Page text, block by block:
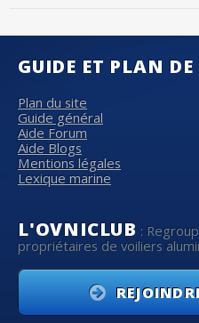
GUIDE ET PLAN DE
Plan du site
Guide général
Aide Forum
Aide Blogs
Mentions légales
Lexique marine
L'OVNICLUB :
propriétaires de voiliers